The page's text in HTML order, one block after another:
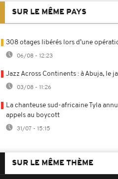
SUR LE MÊME PAYS
308 otages libérés lors d’une
06/08 - 12:23
Jazz Across Continents : à Abuja, le
03/08 - 11:26
La chanteuse sud-africaine Tyla
appels au boycott
31/07 - 15:15
SUR LE MÊME THÈME